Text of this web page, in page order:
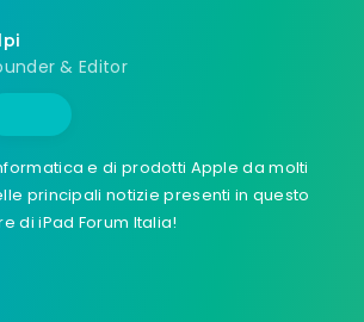
& Editor
e di prodotti Apple da molti
principali notizie presenti in questo
di iPad Forum Italia!